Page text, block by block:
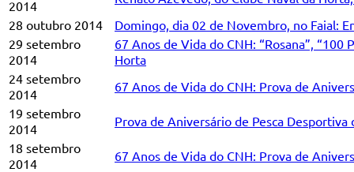
2014
28 outubro 2014
Domingo, dia 02 de Novembro, no Faial:
29 setembro
2014
67 Anos de Vida do CNH: “Rosana”,
Horta
24 setembro
2014
67 Anos de Vida do CNH: Prova de
19 setembro
2014
Prova de Aniversário de Pesca
18 setembro
2014
67 Anos de Vida do CNH: Prova de